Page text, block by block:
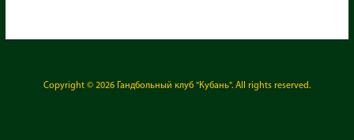
Copyright © 2026 Гандбольный клуб "Кубань". All rights reserved.